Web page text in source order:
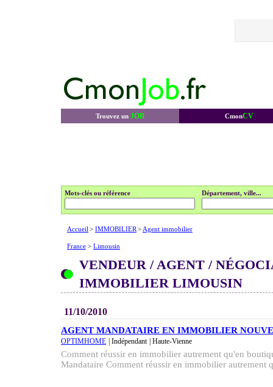
Trouvez un JOB CmonCV
Mots-clés ou référence Département, ville...
Accueil > IMMOBILIER > Agent immobilier
France > Limousin
VENDEUR / AGENT /
IMMOBILIER LIMOUSIN
11/10/2010
AGENT MANDATAIRE EN IMMOBILIER
OPTIMHOME | Indépendant | Haute-Vienne
Comment réussir en immobilier autrement qu'en
Mandataire Comment réussir en immobilier autrement